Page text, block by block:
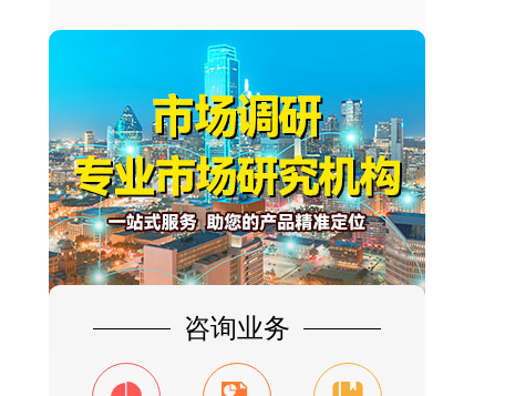
咨询业务